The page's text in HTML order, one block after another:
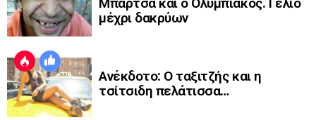
μέχρι δακρύων
Ανέκδοτο: Ο ταξιτζής και η
τσίτσιδη πελάτισσα…